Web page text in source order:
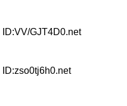
ID:VV/GJT4D0.net
ID:zso0tj6h0.net